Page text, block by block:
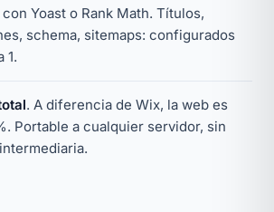
con Yoast o Rank Math. Títulos,
schema, sitemaps: configurados
1.
. A diferencia de Wix, la web es
Portable a cualquier servidor, sin